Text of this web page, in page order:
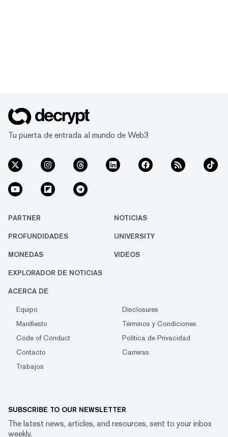
Tu puerta de entrada al mundo de Web3
PARTNER NOTICIAS
PROFUNDIDADES UNIVERSITY
MONEDAS VIDEOS
EXPLORADOR DE NOTICIAS
ACERCA DE
Equipo
Disclosures
Manifiesto
Términos y Condiciones
Code of Conduct
Política de Privacidad
Contacto
Carreras
Trabajos
SUBSCRIBE TO OUR NEWSLETTER
The latest news, articles, and resources, sent to your inbox
weekly.